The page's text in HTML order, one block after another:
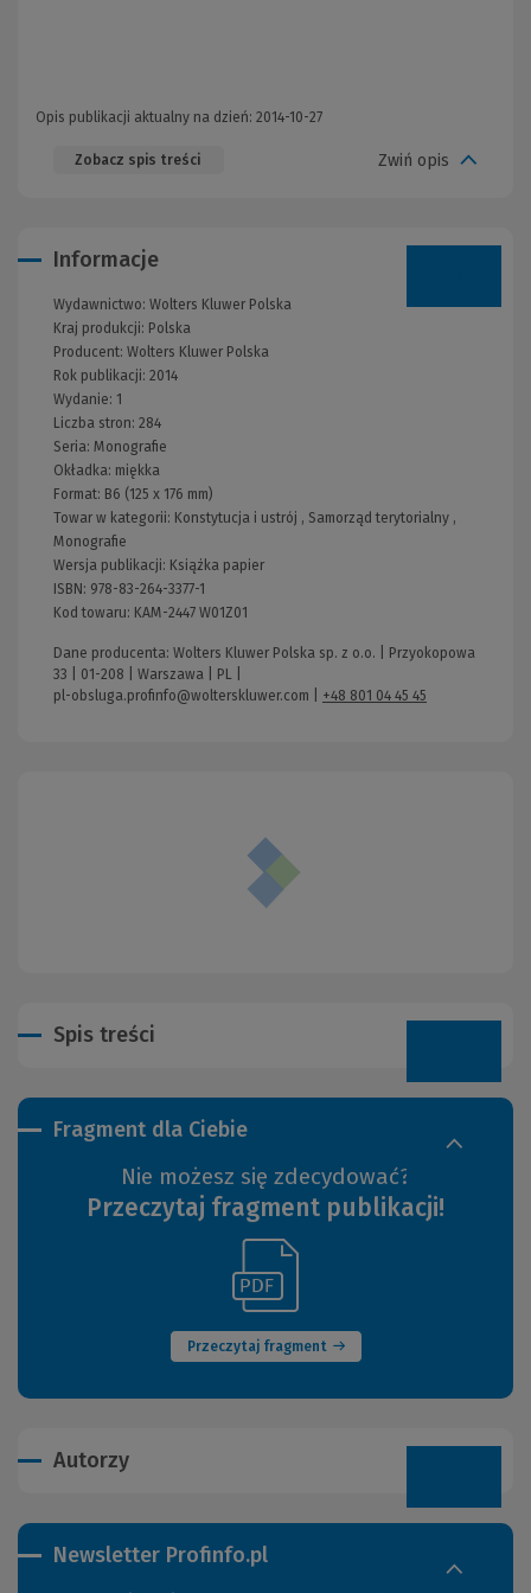
Opis publikacji aktualny na dzień: 2014-10-27
Zobacz spis treści Zwiń opis
Fragment dla Ciebie
Nie możesz się zdecydować?
Przeczytaj fragment publikacji!
Przeczytaj fragment
(Nowe
okno)
innej
Informacje
Wydawnictwo: Wolters Kluwer Polska
Kraj produkcji: Polska
Producent: Wolters Kluwer Polska
Rok publikacji: 2014
Wydanie: 1
Liczba stron: 284
Seria: Monografie
Okładka: miękka
Format: B6 (125 x 176 mm)
Towar w kategorii: Konstytucja i ustrój , Samorząd terytorialny ,
Monografie
Wersja publikacji: Książka papier
ISBN: 978-83-264-3377-1
Kod towaru: KAM-2447 W01Z01
Dane producenta: Wolters Kluwer Polska sp. z o.o. | Przyokopowa
33 | 01-208 | Warszawa | PL |
pl-obsluga.profinfo@wolterskluwer.com
+48 801 04 45 45
Spis treści
Autorzy
Newsletter Profinfo.pl